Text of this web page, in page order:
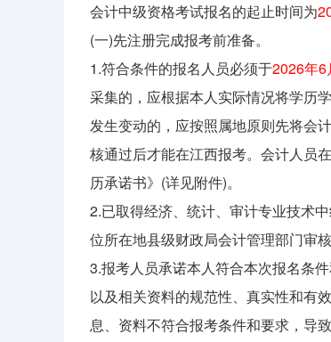
会计中级资格考试报名的起止时间为
(一)先注册完成报考前准备。
1.符合条件的报名人员必须于2026年6
采集的，应根据本人实际情况将学历
发生变动的，应按照属地原则先将会
核通过后才能在江西报考。会计人员
历承诺书》(详见附件)。
2.已取得经济、统计、审计专业技术
位所在地县级财政局会计管理部门审
3.报考人员承诺本人符合本次报名条
以及相关资料的规范性、真实性和有
息、资料不符合报考条件和要求，导